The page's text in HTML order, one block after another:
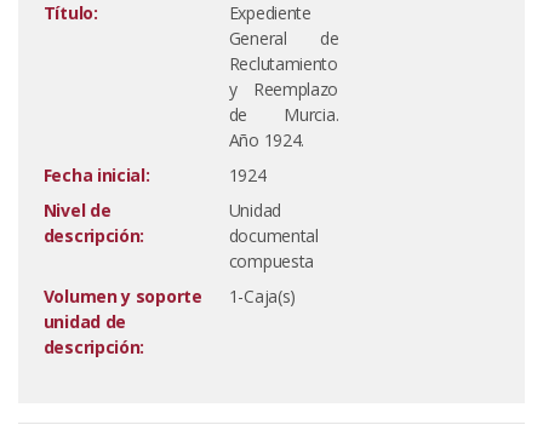
Título:
Expediente
General de
Reclutamiento
y Reemplazo
de Murcia.
Año 1924.
Fecha inicial:
1924
Nivel de
descripción:
Unidad
documental
compuesta
Volumen y soporte
unidad de
descripción:
1-Caja(s)